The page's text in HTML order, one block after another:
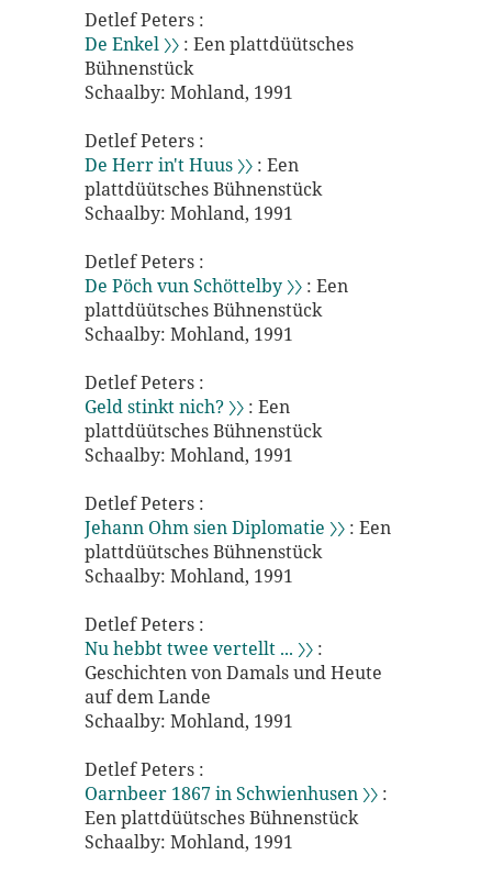
Detlef Peters :
De Enkel 〉〉 : Een plattdüütsches
Bühnenstück
Schaalby: Mohland, 1991
Detlef Peters :
De Herr in't Huus 〉〉 : Een
plattdüütsches Bühnenstück
Schaalby: Mohland, 1991
Detlef Peters :
De Pöch vun Schöttelby 〉〉 : Een
plattdüütsches Bühnenstück
Schaalby: Mohland, 1991
Detlef Peters :
Geld stinkt nich? 〉〉 : Een
plattdüütsches Bühnenstück
Schaalby: Mohland, 1991
Detlef Peters :
Jehann Ohm sien Diplomatie 〉〉 : Een
plattdüütsches Bühnenstück
Schaalby: Mohland, 1991
Detlef Peters :
Nu hebbt twee vertellt ... 〉〉 :
Geschichten von Damals und Heute
auf dem Lande
Schaalby: Mohland, 1991
Detlef Peters :
Oarnbeer 1867 in Schwienhusen 〉〉 :
Een plattdüütsches Bühnenstück
Schaalby: Mohland, 1991